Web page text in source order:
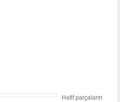
Hafif parçaların